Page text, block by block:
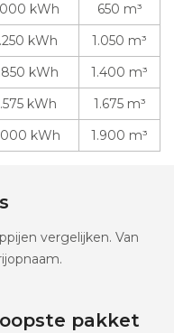
kWh
650 m³
kWh
1.050 m³
kWh
1.400 m³
kWh
1.675 m³
kWh 1.900 m³
vergelijken. Van
pakket